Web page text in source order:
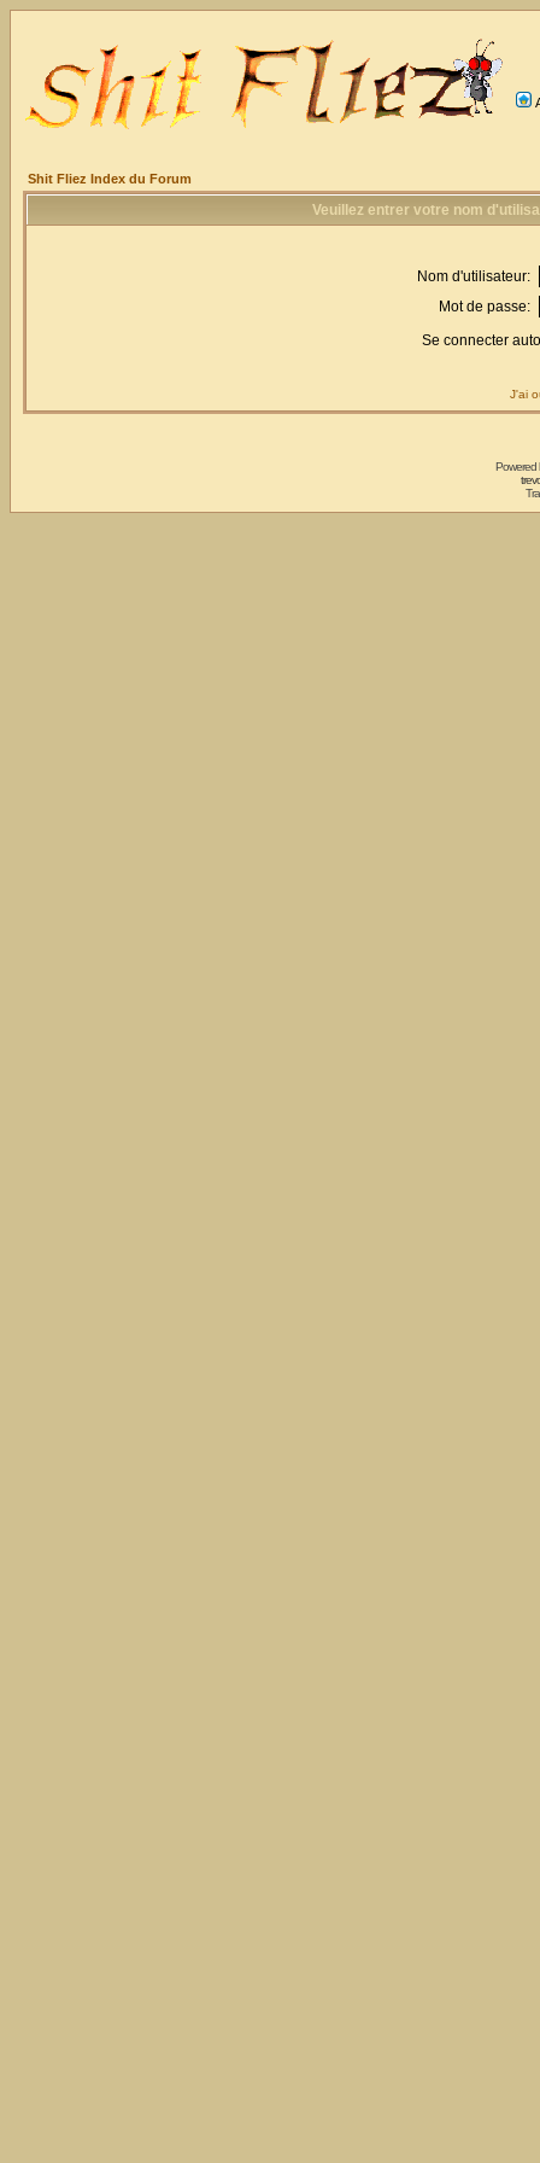
Shit Fliez Index du Forum
Veuillez entrer votre nom
Nom d'utilisateur:
Mot de passe:
Se connecter
J'ai
Powered